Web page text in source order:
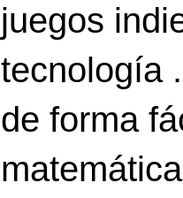
juegos
tecnología
de forma